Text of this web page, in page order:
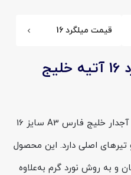
قیمت میلگرد 16
مشخصات فنی میلگرد 16 آتیه خلیج
در میان سایزهای متوسط، میلگرد آجدار خلیج فارس A3 سایز 16
تیرهای اصلی دارد. این محصول
و به روش نورد گرم به‌علاوه